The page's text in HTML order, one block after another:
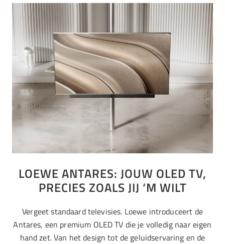
LOEWE ANTARES: JOUW OLED TV,
PRECIES ZOALS JIJ ‘M WILT
Vergeet standaard televisies. Loewe introduceert de
Antares, een premium OLED TV die je volledig naar eigen
hand zet. Van het design tot de geluidservaring en de